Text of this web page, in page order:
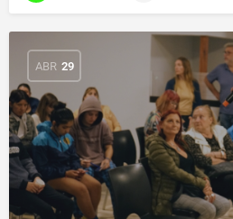
ABR 29